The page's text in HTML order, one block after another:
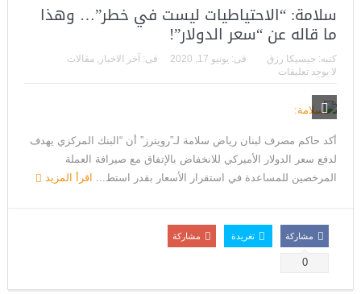
سلامة: “الاحتياطيات ليست في خطر”… وهذا
ما قاله عن “سعر الدولار”!
كتبه: جيسيكا رزق فى: يونيو 17, 2020 فى: آخر الاخبار , مقالات
لا يوجد تعليقات
أكد حاكم مصرف لبنان رياض سلامة لـ”رويترز” أن “البنك المركزي يهدف
لدفع سعر الدولار الأميركي للانخفاض بالإتفاق مع صيرافة العملة
المرخصين للمساعدة في استقرار الأسعار بقدر استط... اقرأ المزيد
مشاركة
0
تغريدة مشاركة